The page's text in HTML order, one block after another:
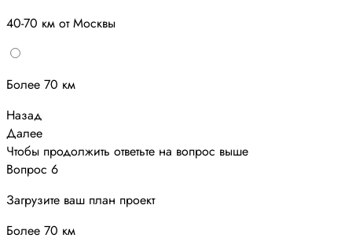
40-70 км от Москвы
Более 70 км
Назад
Далее
Чтобы продолжить ответьте на вопрос выше
Вопрос 6
Загрузите ваш план проект
Более 70 км